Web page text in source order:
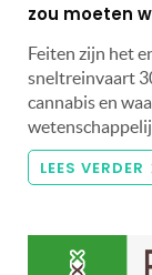
zou moeten
Feiten zijn het
sneltreinvaart
cannabis en
LEES VERDER